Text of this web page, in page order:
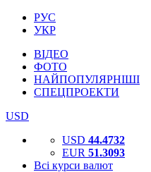
РУС
УКР
ВІДЕО
ФОТО
НАЙПОПУЛЯРНІШІ
СПЕЦПРОЕКТИ
USD
USD 44.4732
EUR 51.3093
Всі курси валют